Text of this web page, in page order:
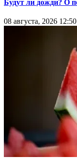
Будут ли дожди? О
08 августа, 2026 12:50